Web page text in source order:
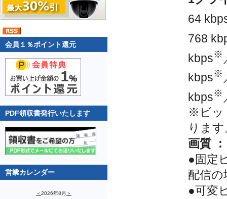
会員１％ポイント還元
PDF領収書発行いたします
営業カレンダー
＜2026年8月 ＞
64
768
kbps※
kbps※
kbps※
※ビッ
りま
画質 ：
●固定
配信の
●可変